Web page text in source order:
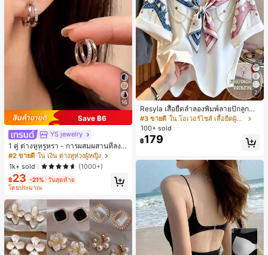
16
Save ฿6
YS jewelry
1 คู่ ต่างหูหรูหรา - การผสมผสานที่ลงตั
วของแฟชั่นและความซับซ้อน, ดีไซน์ส
องชั้น, เหมาะสำหรับสุภาพสตรีและนักเ
รียน, ต่างหูทองแดงฝังไมโคร
#2 ขายดี ใน เงิน ต่างหูห่วงผู้หญิง
1k+ sold
(1000+)
฿23 -21% วันสุดท้าย
โดยประมาณ
7
Resyla เสื้อยืดลำลองพิมพ์ลายปักลูกปัด
รูปโบว์ขนาดใหญ่สำหรับผู้หญิง
#3 ขายดี
ใน โอเวอร์ไซส์ เสื้อยืดผู้หญิง
100+ sold
฿179